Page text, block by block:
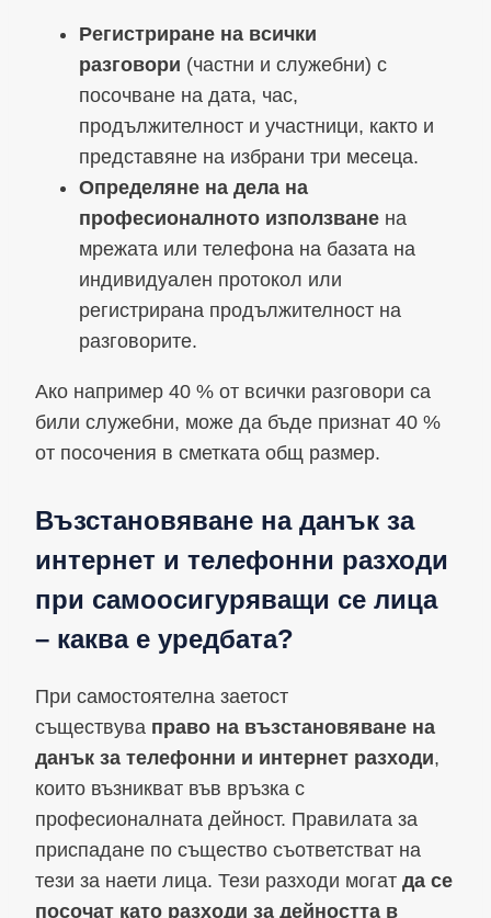
Регистриране на всички
разговори (частни и служебни) с
посочване на дата, час,
продължителност и участници, както и
представяне на избрани три месеца.
Определяне на дела на
професионалното използване на
мрежата или телефона на базата на
индивидуален протокол или
регистрирана продължителност на
разговорите.
Ако например 40 % от всички разговори са
били служебни, може да бъде признат 40 %
от посочения в сметката общ размер.
Възстановяване на данък за
интернет и телефонни разходи
при самоосигуряващи се лица
– каква е уредбата?
При самостоятелна заетост
съществува право на възстановяване на
данък за телефонни и интернет разходи,
които възникват във връзка с
професионалната дейност. Правилата за
приспадане по същество съответстват на
тези за наети лица. Тези разходи могат да се
посочат като разходи за дейността в